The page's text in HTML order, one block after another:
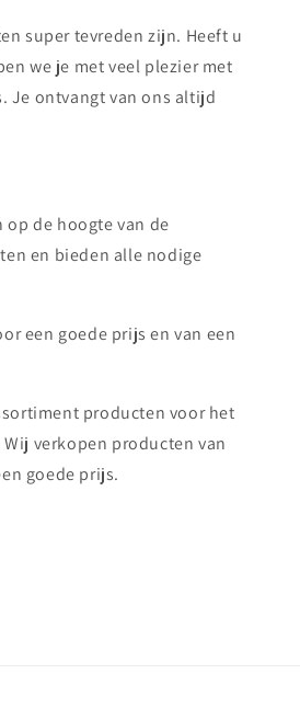
super tevreden zijn. Heeft u
we je met veel plezier met
Je ontvangt van ons altijd
de hoogte van de
en bieden alle nodige
een goede prijs en van een
producten voor het
verkopen producten van
goede prijs.